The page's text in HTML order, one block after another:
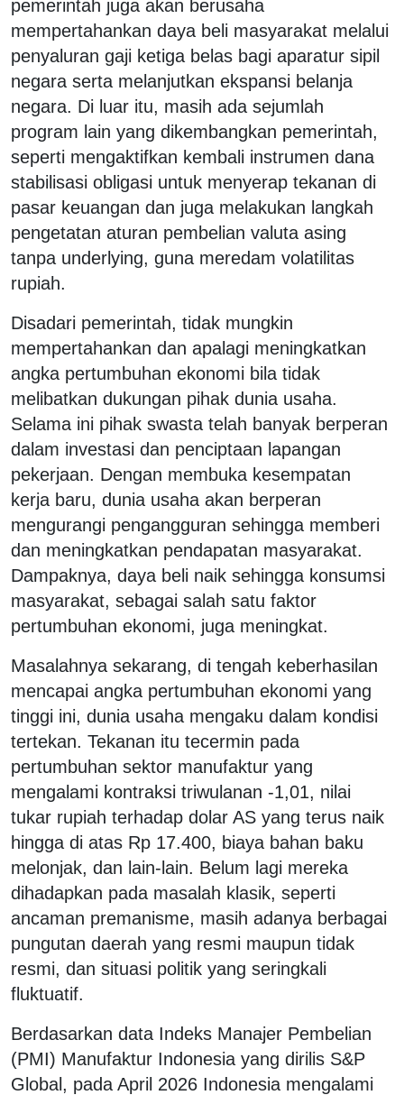
pemerintah juga akan berusaha
mempertahankan daya beli masyarakat melalui
penyaluran gaji ketiga belas bagi aparatur sipil
negara serta melanjutkan ekspansi belanja
negara. Di luar itu, masih ada sejumlah
program lain yang dikembangkan pemerintah,
seperti mengaktifkan kembali instrumen dana
stabilisasi obligasi untuk menyerap tekanan di
pasar keuangan dan juga melakukan langkah
pengetatan aturan pembelian valuta asing
tanpa underlying, guna meredam volatilitas
rupiah.
Disadari pemerintah, tidak mungkin
mempertahankan dan apalagi meningkatkan
angka pertumbuhan ekonomi bila tidak
melibatkan dukungan pihak dunia usaha.
Selama ini pihak swasta telah banyak berperan
dalam investasi dan penciptaan lapangan
pekerjaan. Dengan membuka kesempatan
kerja baru, dunia usaha akan berperan
mengurangi pengangguran sehingga memberi
dan meningkatkan pendapatan masyarakat.
Dampaknya, daya beli naik sehingga konsumsi
masyarakat, sebagai salah satu faktor
pertumbuhan ekonomi, juga meningkat.
Masalahnya sekarang, di tengah keberhasilan
mencapai angka pertumbuhan ekonomi yang
tinggi ini, dunia usaha mengaku dalam kondisi
tertekan. Tekanan itu tecermin pada
pertumbuhan sektor manufaktur yang
mengalami kontraksi triwulanan -1,01, nilai
tukar rupiah terhadap dolar AS yang terus naik
hingga di atas Rp 17.400, biaya bahan baku
melonjak, dan lain-lain. Belum lagi mereka
dihadapkan pada masalah klasik, seperti
ancaman premanisme, masih adanya berbagai
pungutan daerah yang resmi maupun tidak
resmi, dan situasi politik yang seringkali
fluktuatif.
Berdasarkan data Indeks Manajer Pembelian
(PMI) Manufaktur Indonesia yang dirilis S&P
Global, pada April 2026 Indonesia mengalami